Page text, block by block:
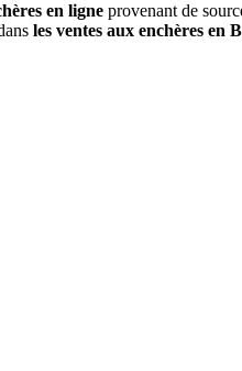
en ligne provenant de
les ventes aux enchères en